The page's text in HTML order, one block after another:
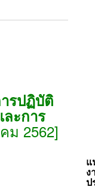
รปฏิบัติ
ะการ
ม 2562]
แ
ง
ป